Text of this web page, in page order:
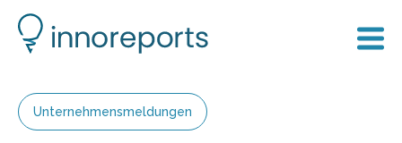
Unternehmensmeldungen